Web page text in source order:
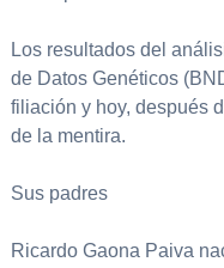
Los resultados del
de Datos Genéticos
filiación y hoy, después
de la mentira.
Sus padres
Ricardo Gaona Paiva